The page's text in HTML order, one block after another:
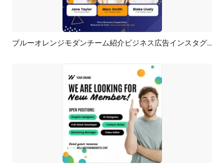
プレビュー AI再生成 ブルーオレンジモダンチーム紹介ビジネス広告インスタグラムリンクトイン投稿